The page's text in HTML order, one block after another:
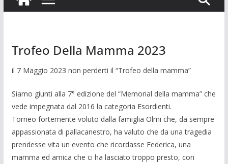
Trofeo Della Mamma 2023
il 7 Maggio 2023 non perderti il “Trofeo della mamma”
Siamo giunti alla 7° edizione del “Memorial della mamma” che
vede impegnata dal 2016 la categoria Esordienti.
Torneo fortemente voluto dalla famiglia Olmi che, da sempre
appassionata di pallacanestro, ha valuto che da una tragedia
prendesse vita un evento che ricordasse Federica, una
mamma ed amica che ci ha lasciato troppo presto, con